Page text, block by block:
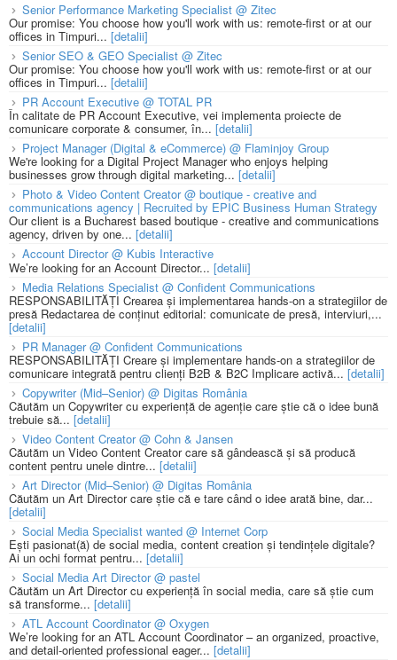
Senior Performance Marketing Specialist @ Zitec
Our promise: You choose how you'll work with us: remote-first or at our
offices in Timpuri... [detalii]
Senior SEO & GEO Specialist @ Zitec
Our promise: You choose how you'll work with us: remote-first or at our
offices in Timpuri... [detalii]
PR Account Executive @ TOTAL PR
În calitate de PR Account Executive, vei implementa proiecte de
comunicare corporate & consumer, în... [detalii]
Project Manager (Digital & eCommerce) @ Flaminjoy Group
We're looking for a Digital Project Manager who enjoys helping
businesses grow through digital marketing... [detalii]
Photo & Video Content Creator @ boutique - creative and
communications agency | Recruited by EPIC Business Human Strategy
Our client is a Bucharest based boutique - creative and communications
agency, driven by one... [detalii]
Account Director @ Kubis Interactive
We’re looking for an Account Director... [detalii]
Media Relations Specialist @ Confident Communications
RESPONSABILITĂȚI Crearea și implementarea hands-on a strategiilor de
presă Redactarea de conținut editorial: comunicate de presă, interviuri,...
[detalii]
PR Manager @ Confident Communications
RESPONSABILITĂȚI Creare și implementare hands-on a strategiilor de
comunicare integrată pentru clienți B2B & B2C Implicare activă... [detalii]
Copywriter (Mid–Senior) @ Digitas România
Căutăm un Copywriter cu experiență de agenție care știe că o idee bună
trebuie să... [detalii]
Video Content Creator @ Cohn & Jansen
Căutăm un Video Content Creator care să gândească și să producă
content pentru unele dintre... [detalii]
Art Director (Mid–Senior) @ Digitas România
Căutăm un Art Director care știe că e tare când o idee arată bine, dar...
[detalii]
Social Media Specialist wanted @ Internet Corp
Ești pasionat(ă) de social media, content creation și tendințele digitale?
Ai un ochi format pentru... [detalii]
Social Media Art Director @ pastel
Căutăm un Art Director cu experiență în social media, care să știe cum
să transforme... [detalii]
ATL Account Coordinator @ Oxygen
We’re looking for an ATL Account Coordinator – an organized, proactive,
and detail-oriented professional eager... [detalii]